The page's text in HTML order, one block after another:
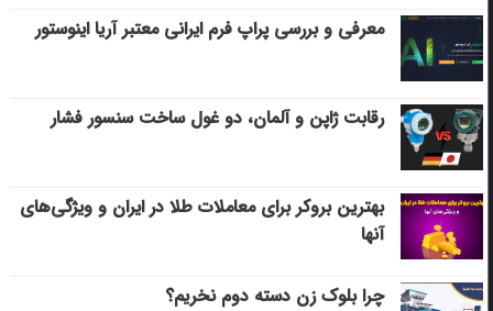
معرفی و بررسی پراپ فرم ایرانی معتبر آریا اینوستور
رقابت ژاپن و آلمان، دو غول ساخت سنسور فشار
بهترین بروکر برای معاملات طلا در ایران و ویژگی‌های
آنها
چرا بلوک زن دسته دوم نخریم؟